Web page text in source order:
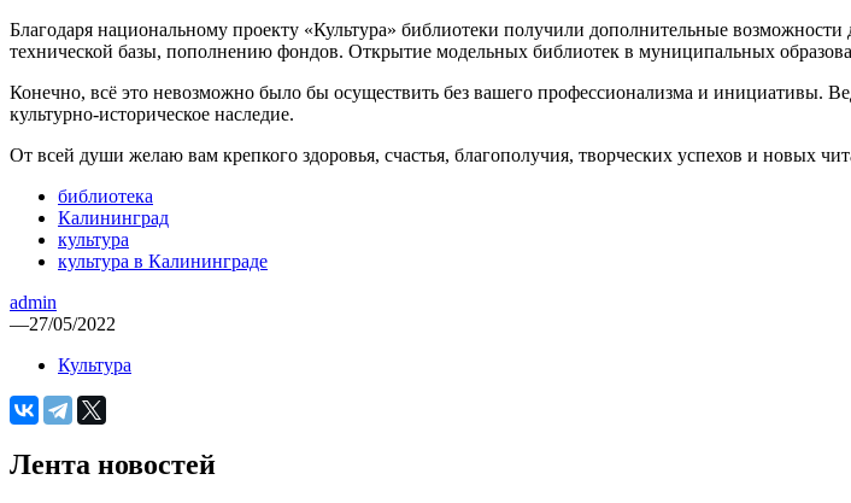
Благодаря национальному проекту «Культура» библиотеки получили дополнительные
технической базы, пополнению фондов. Открытие модельных библиотек в муниципальных
Конечно, всё это невозможно было бы осуществить без вашего профессионализма и инициативы.
культурно-историческое наследие.
От всей души желаю вам крепкого здоровья, счастья, благополучия, творческих успехов и новых
библиотека
Калининград
культура
культура в Калининграде
admin
—27/05/2022
Культура
Лента новостей